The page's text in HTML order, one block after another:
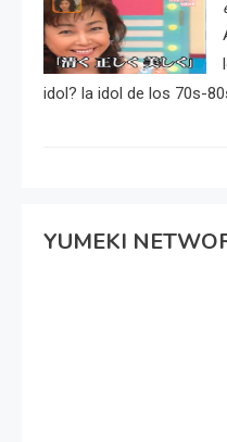
idol? la idol de los 70s-
YUMEKI